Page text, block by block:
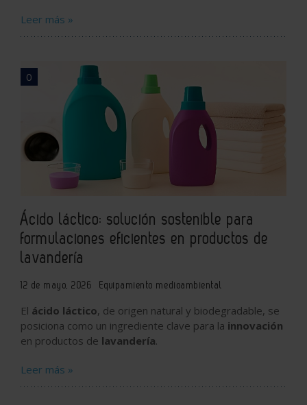
Leer más »
0
Ácido láctico: solución sostenible para
formulaciones eficientes en productos de
lavandería
12 de mayo, 2026 Equipamiento medioambiental
El ácido láctico, de origen natural y biodegradable, se
posiciona como un ingrediente clave para la innovación
en productos de lavandería.
Leer más »